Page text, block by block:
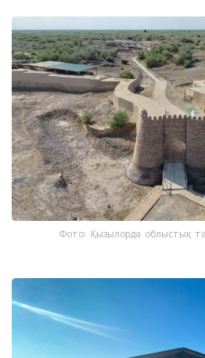
Фото: Қызылорда облыстық